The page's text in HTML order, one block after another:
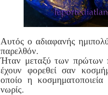
Αυτός ο αδιαφανής
παρελθόν.
Ήταν μεταξύ των πρώτων
έχουν φορεθεί σαν
οποίο η
νωρίς.